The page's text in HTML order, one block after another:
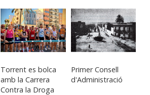
Torrent es bolca
amb la Carrera
Contra la Droga
Primer Consell
d'Administració